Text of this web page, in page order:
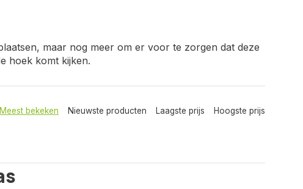
maar nog meer om er voor te zorgen dat deze
hoek komt kijken.
Meest bekeken Nieuwste producten Laagste prijs Hoogste prijs